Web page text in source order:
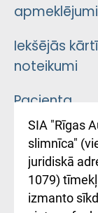
apmeklējumi
Iekšējās
noteikumi
Pacienta
kārtība
Kā pie
SIA "Rīgas
slimnīca"
juridiskā
1079)
izmanto